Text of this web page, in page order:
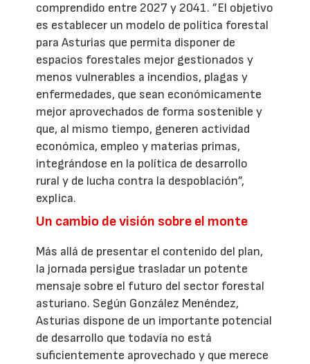
comprendido entre 2027 y 2041. ”El objetivo
es establecer un modelo de política forestal
para Asturias que permita disponer de
espacios forestales mejor gestionados y
menos vulnerables a incendios, plagas y
enfermedades, que sean económicamente
mejor aprovechados de forma sostenible y
que, al mismo tiempo, generen actividad
económica, empleo y materias primas,
integrándose en la política de desarrollo
rural y de lucha contra la despoblación”,
explica.
Un cambio de visión sobre el monte
Más allá de presentar el contenido del plan,
la jornada persigue trasladar un potente
mensaje sobre el futuro del sector forestal
asturiano. Según González Menéndez,
Asturias dispone de un importante potencial
de desarrollo que todavía no está
suficientemente aprovechado y que merece